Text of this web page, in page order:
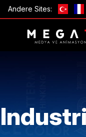
Andere Sites: